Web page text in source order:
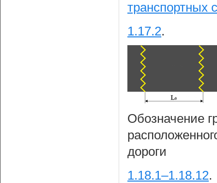
транспортных
1.17.2.
Обозначение
дороги
1.18.1–1.18.12.